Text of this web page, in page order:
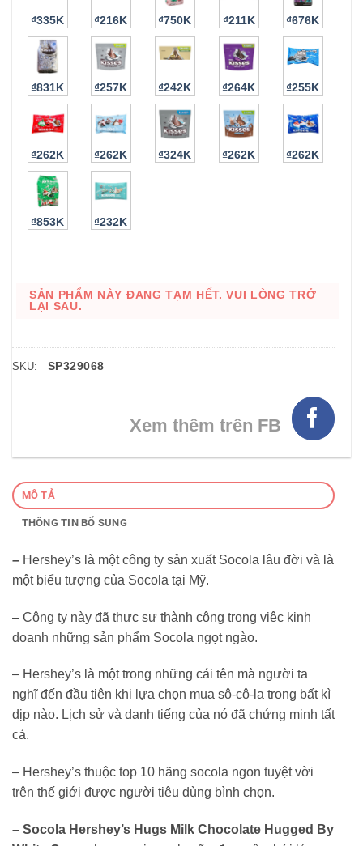
₫335K ₫216K ₫750K ₫211K ₫676K
₫831K ₫257K ₫242K ₫264K ₫255K
₫262K ₫262K ₫324K ₫262K ₫262K
₫853K ₫232K
SẢN PHẨM NÀY ĐANG TẠM HẾT. VUI LÒNG TRỞ
LẠI SAU.
SKU: SP329068
Xem thêm trên FB
MÔ TẢ
THÔNG TIN BỔ SUNG
– Hershey’s là một công ty sản xuất Socola lâu đời và là
một biểu tượng của Socola tại Mỹ.
– Công ty này đã thực sự thành công trong việc kinh
doanh những sản phẩm Socola ngọt ngào.
– Hershey’s là một trong những cái tên mà người ta
nghĩ đến đầu tiên khi lựa chọn mua sô-cô-la trong bất kì
dịp nào. Lịch sử và danh tiếng của nó đã chứng minh tất
cả.
– Hershey’s thuộc top 10 hãng socola ngon tuyệt vời
trên thế giới được người tiêu dùng bình chọn.
– Socola Hershey’s Hugs Milk Chocolate Hugged By